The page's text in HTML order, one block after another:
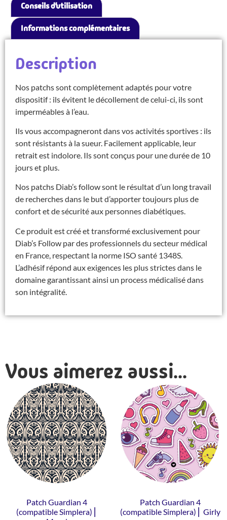
Conseils d’utilisation
Informations complémentaires
Description
Nos patchs sont complètement adaptés pour votre
dispositif : ils évitent le décollement de celui-ci, ils sont
imperméables à l’eau.
Ils vous accompagneront dans vos activités sportives : ils
sont résistants à la sueur. Facilement applicable, leur
retrait est indolore. Ils sont conçus pour une durée de 10
jours et plus.
Nos patchs Diab’s follow sont le résultat d’un long travail
de recherches dans le but d’apporter toujours plus de
confort et de sécurité aux personnes diabétiques.
Ce produit est créé et transformé exclusivement pour
Diab’s Follow par des professionnels du secteur médical
en France, respectant la norme ISO santé 1348S.
L’adhésif répond aux exigences les plus strictes dans le
domaine garantissant ainsi un process médicalisé dans
son intégralité.
Vous aimerez aussi...
Patch Guardian 4
(compatible Simplera) ⎜
Patch Guardian 4
(compatible Simplera) ⎜ Girly